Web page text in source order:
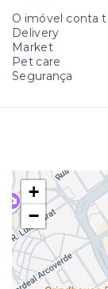
O imóvel conta
Delivery
Market
Pet care
Segurança
+
−